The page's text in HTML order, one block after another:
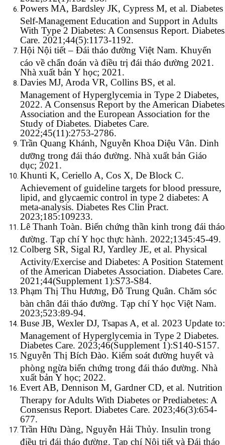
Powers MA, Bardsley JK, Cypress M, et al. Diabetes
Self-Management Education and Support in Adults
With Type 2 Diabetes: A Consensus Report. Diabetes
Care. 2021;44(5):1173-1192.
Hội Nội tiết – Đái tháo đường Việt Nam. Khuyến
cáo về chẩn đoán và điều trị đái tháo đường 2021.
Nhà xuất bản Y học; 2021.
Davies MJ, Aroda VR, Collins BS, et al.
Management of Hyperglycemia in Type 2 Diabetes,
2022. A Consensus Report by the American Diabetes
Association and the European Association for the
Study of Diabetes. Diabetes Care.
2022;45(11):2753-2786.
Trần Quang Khánh, Nguyễn Khoa Diệu Vân. Dinh
dưỡng trong đái tháo đường. Nhà xuất bản Giáo
dục; 2021.
Khunti K, Ceriello A, Cos X, De Block C.
Achievement of guideline targets for blood pressure,
lipid, and glycaemic control in type 2 diabetes: A
meta-analysis. Diabetes Res Clin Pract.
2023;185:109233.
Lê Thanh Toàn. Biến chứng thần kinh trong đái tháo
đường. Tạp chí Y học thực hành. 2022;1345:45-49.
Colberg SR, Sigal RJ, Yardley JE, et al. Physical
Activity/Exercise and Diabetes: A Position Statement
of the American Diabetes Association. Diabetes Care.
2021;44(Supplement 1):S73-S84.
Phạm Thị Thu Hương, Đỗ Trung Quân. Chăm sóc
bàn chân đái tháo đường. Tạp chí Y học Việt Nam.
2023;523:89-94.
Buse JB, Wexler DJ, Tsapas A, et al. 2023 Update to:
Management of Hyperglycemia in Type 2 Diabetes.
Diabetes Care. 2023;46(Supplement 1):S140-S157.
Nguyễn Thị Bích Đào. Kiểm soát đường huyết và
phòng ngừa biến chứng trong đái tháo đường. Nhà
xuất bản Y học; 2022.
Evert AB, Dennison M, Gardner CD, et al. Nutrition
Therapy for Adults With Diabetes or Prediabetes: A
Consensus Report. Diabetes Care. 2023;46(3):654-
677.
Trần Hữu Dàng, Nguyễn Hải Thủy. Insulin trong
điều trị đái tháo đường. Tạp chí Nội tiết và Đái tháo